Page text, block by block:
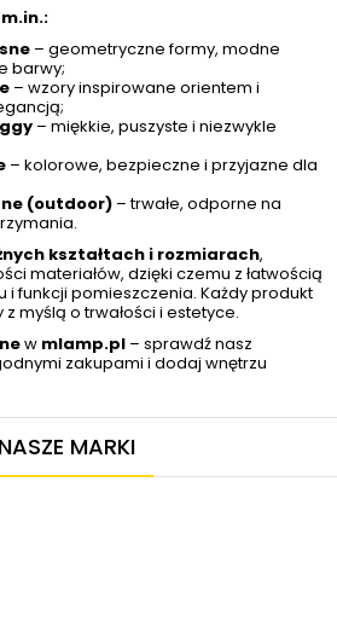
– geometryczne formy, modne
barwy;
– wzory inspirowane orientem i
– miękkie, puszyste i niezwykle
– kolorowe, bezpieczne i przyjazne dla
(outdoor) – trwałe, odporne na
kształtach i rozmiarach,
materiałów, dzięki czemu z łatwością
i funkcji pomieszczenia. Każdy produkt
myślą o trwałości i estetyce.
w mlamp.pl – sprawdź nasz
zakupami i dodaj wnętrzu
NASZE MARKI